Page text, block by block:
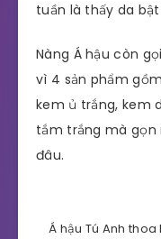
tuần là thấy da
Nàng Á hậu còn
vì 4 sản phẩm
kem ủ trắng, kem
tắm trắng mà gọn
đâu.
Á hậu Tú Anh